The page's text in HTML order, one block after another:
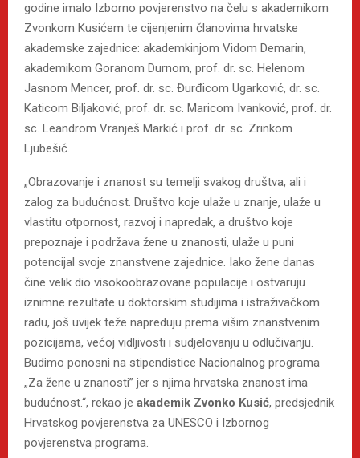
godine imalo Izborno povjerenstvo na čelu s akademikom
Zvonkom Kusićem te cijenjenim članovima hrvatske
akademske zajednice: akademkinjom Vidom Demarin,
akademikom Goranom Durnom, prof. dr. sc. Helenom
Jasnom Mencer, prof. dr. sc. Đurđicom Ugarković, dr. sc.
Katicom Biljaković, prof. dr. sc. Maricom Ivanković, prof. dr.
sc. Leandrom Vranješ Markić i prof. dr. sc. Zrinkom
Ljubešić.
„Obrazovanje i znanost su temelji svakog društva, ali i
zalog za budućnost. Društvo koje ulaže u znanje, ulaže u
vlastitu otpornost, razvoj i napredak, a društvo koje
prepoznaje i podržava žene u znanosti, ulaže u puni
potencijal svoje znanstvene zajednice. Iako žene danas
čine velik dio visokoobrazovane populacije i ostvaruju
iznimne rezultate u doktorskim studijima i istraživačkom
radu, još uvijek teže napreduju prema višim znanstvenim
pozicijama, većoj vidljivosti i sudjelovanju u odlučivanju.
Budimo ponosni na stipendistice Nacionalnog programa
„Za žene u znanosti” jer s njima hrvatska znanost ima
budućnost.“, rekao je akademik Zvonko Kusić, predsjednik
Hrvatskog povjerenstva za UNESCO i Izbornog
povjerenstva programa.